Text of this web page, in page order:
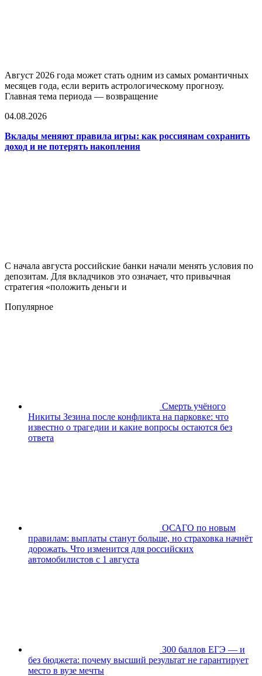
Август 2026 года может стать одним из самых романтичных
месяцев года, если верить астрологическому прогнозу.
Главная тема периода — возвращение
04.08.2026
Вклады меняют правила игры: как россиянам сохранить
доход и не потерять накопления
С начала августа российские банки начали менять условия по
депозитам. Для вкладчиков это означает, что привычная
стратегия «положить деньги и
Популярное
Смерть учёного
Никиты Зезина после конфликта на парковке: что
известно о трагедии и какие вопросы остаются без
ответа
ОСАГО по новым
правилам: выплаты станут больше, но страховка начнёт
дорожать. Что изменится для российских
автомобилистов с 1 августа
300 баллов ЕГЭ — и
без бюджета: почему высший результат не гарантирует
место в вузе мечты